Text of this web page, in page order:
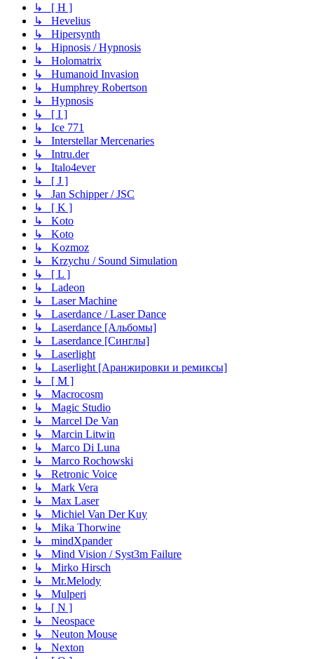
↳ [ H ]
↳ Hevelius
↳ Hipersynth
↳ Hipnosis / Hypnosis
↳ Holomatrix
↳ Humanoid Invasion
↳ Humphrey Robertson
↳ Hypnosis
↳ [ I ]
↳ Ice 771
↳ Interstellar Mercenaries
↳ Intru.der
↳ Italo4ever
↳ [ J ]
↳ Jan Schipper / JSC
↳ [ K ]
↳ Koto
↳ Koto
↳ Kozmoz
↳ Krzychu / Sound Simulation
↳ [ L ]
↳ Ladeon
↳ Laser Machine
↳ Laserdance / Laser Dance
↳ Laserdance [Альбомы]
↳ Laserdance [Синглы]
↳ Laserlight
↳ Laserlight [Аранжировки и ремиксы]
↳ [ M ]
↳ Macrocosm
↳ Magic Studio
↳ Marcel De Van
↳ Marcin Litwin
↳ Marco Di Luna
↳ Marco Rochowski
↳ Retronic Voice
↳ Mark Vera
↳ Max Laser
↳ Michiel Van Der Kuy
↳ Mika Thorwine
↳ mindXpander
↳ Mind Vision / Syst3m Failure
↳ Mirko Hirsch
↳ Mr.Melody
↳ Mulperi
↳ [ N ]
↳ Neospace
↳ Neuton Mouse
↳ Nexton